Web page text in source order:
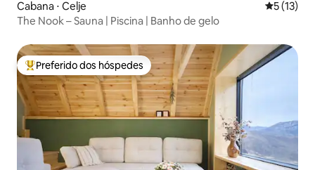
Cabana ⋅ Celje 5 de uma
5 (13)
The Nook – Sauna | Piscina | Banho de gelo
Entre os melhores preferidos dos hóspedes
Preferido dos hóspedes